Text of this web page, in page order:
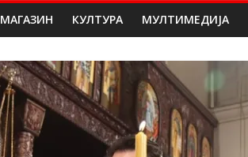
МАГАЗИН КУЛТУРА МУЛТИМЕДИЈА